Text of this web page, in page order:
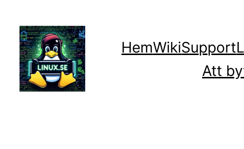
innehåll
HemWikiSupport
Att